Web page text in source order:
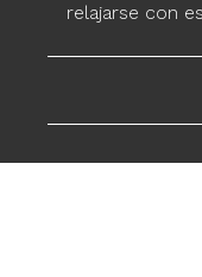
relajarse con